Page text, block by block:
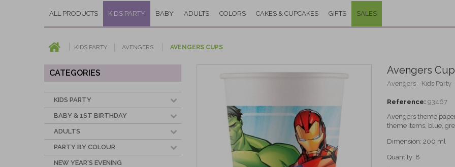
ALL PRODUCTS KIDS PARTY BABY ADULTS COLORS CAKES & CUPCAKES GIFTS SALES
KIDS PARTY AVENGERS AVENGERS CUPS
CATEGORIES
KIDS PARTY
BABY & 1ST BIRTHDAY
ADULTS
PARTY BY COLOUR
NEW YEAR'S EVENING
Avengers
Avengers - Kids Party
Reference: 93467
Avengers theme
theme items, blue,
Dimension: 200 ml
Quantity: 8